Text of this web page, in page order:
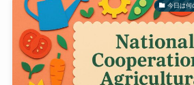
今日は何